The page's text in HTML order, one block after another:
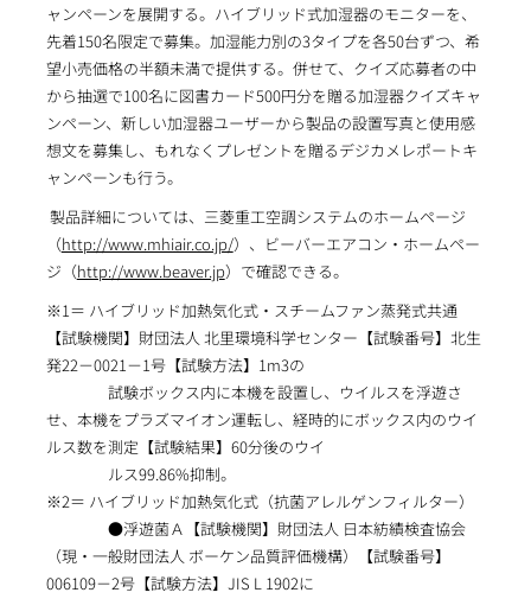
ャンペーンを展開する。ハイブリッド式加湿器のモニターを、
先着150名限定で募集。加湿能力別の3タイプを各50台ずつ、希
望小売価格の半額未満で提供する。併せて、クイズ応募者の中
から抽選で100名に図書カード500円分を贈る加湿器クイズキャ
ンペーン、新しい加湿器ユーザーから製品の設置写真と使用感
想文を募集し、もれなくプレゼントを贈るデジカメレポートキ
ャンペーンも行う。
製品詳細については、三菱重工空調システムのホームページ
（http://www.mhiair.co.jp/）、ビーバーエアコン・ホームペー
ジ（http://www.beaver.jp）で確認できる。
※1＝ ハイブリッド加熱気化式・スチームファン蒸発式共通
【試験機関】財団法人 北里環境科学センター【試験番号】北生
発22－0021－1号【試験方法】1m3の
試験ボックス内に本機を設置し、ウイルスを浮遊さ
せ、本機をプラズマイオン運転し、経時的にボックス内のウイ
ルス数を測定【試験結果】60分後のウイ
ルス99.86%抑制。
※2＝ ハイブリッド加熱気化式（抗菌アレルゲンフィルター）
●浮遊菌Ａ【試験機関】財団法人 日本紡績検査協会
（現・一般財団法人 ボーケン品質評価機構）【試験番号】
006109－2号【試験方法】JIS L 1902に